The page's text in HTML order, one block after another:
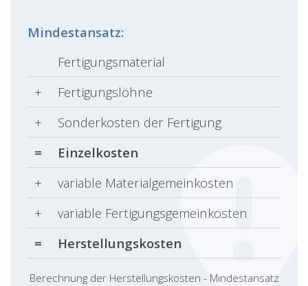
Mindestansatz:
Berechnung der Herstellungskosten - Mindestansatz
Fertigungsmaterial
+
Fertigungslöhne
+
Sonderkosten der Fertigung
=
Einzelkosten
+
variable Materialgemeinkosten
+
variable Fertigungsgemeinkosten
=
Herstellungskosten